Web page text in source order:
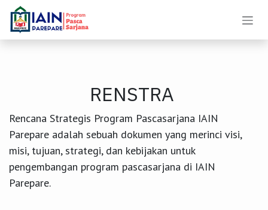
Skip ke Konten
RENSTRA
Rencana Strategis Program Pascasarjana IAIN
Parepare adalah sebuah dokumen yang merinci visi,
misi, tujuan, strategi, dan kebijakan untuk
pengembangan program pascasarjana di IAIN
Parepare.